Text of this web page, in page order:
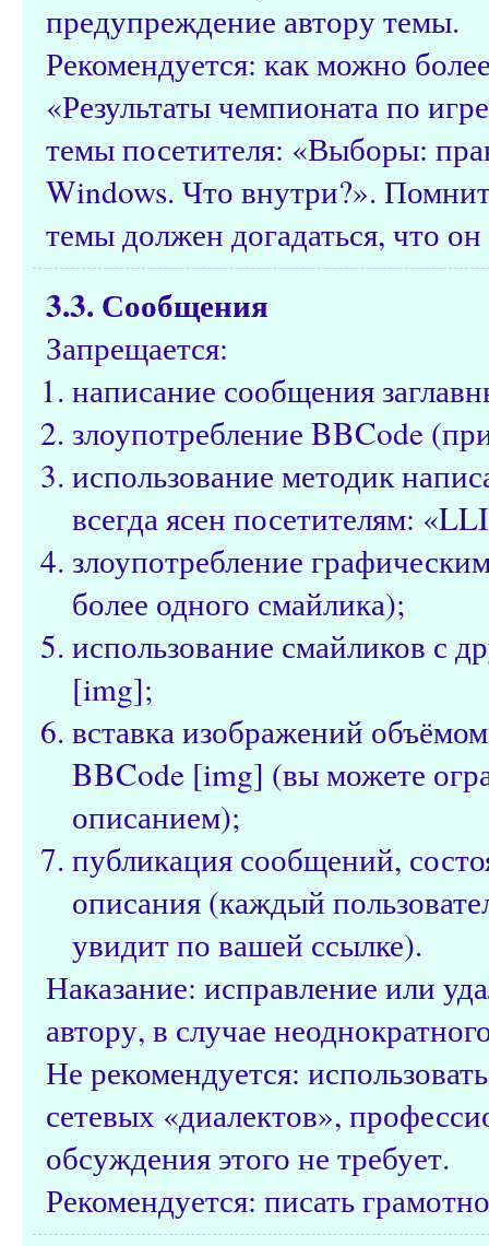
предупреждение автору темы.
Рекомендуется: как можно
«Результаты чемпионата по
темы посетителя: «Выборы:
Windows. Что внутри?».
темы должен догадаться, что
3.3. Сообщения
Запрещается:
написание сообщения
злоупотребление BBCode
использование методик
всегда ясен посетителям:
злоупотребление
более одного смайлика);
использование смайликов с
[img];
вставка изображений
BBCode [img] (вы можете
описанием);
публикация сообщений,
описания (каждый
увидит по вашей ссылке).
Наказание: исправление или
автору, в случае
Не рекомендуется:
сетевых «диалектов»,
обсуждения этого не требует.
Рекомендуется: писать